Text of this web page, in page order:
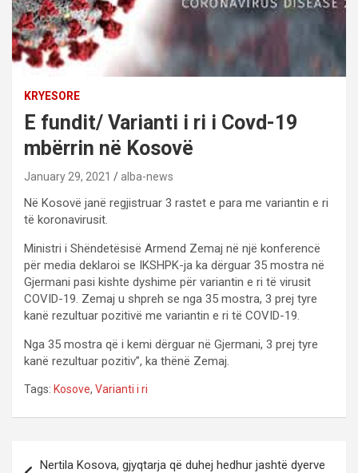
KRYESORE
E fundit/ Varianti i ri i Covd-19
mbërrin në Kosovë
January 29, 2021 alba-news
Në Kosovë janë regjistruar 3 rastet e para me variantin e ri
të koronavirusit.
Ministri i Shëndetësisë Armend Zemaj në një konferencë
për media deklaroi se IKSHPK-ja ka dërguar 35 mostra në
Gjermani pasi kishte dyshime për variantin e ri të virusit
COVID-19. Zemaj u shpreh se nga 35 mostra, 3 prej tyre
kanë rezultuar pozitivë me variantin e ri të COVID-19.
Nga 35 mostra që i kemi dërguar në Gjermani, 3 prej tyre
kanë rezultuar pozitiv”, ka thënë Zemaj.
Tags: Kosove, Varianti i ri
Nertila Kosova, gjyqtarja që duhej hedhur jashtë dyerve